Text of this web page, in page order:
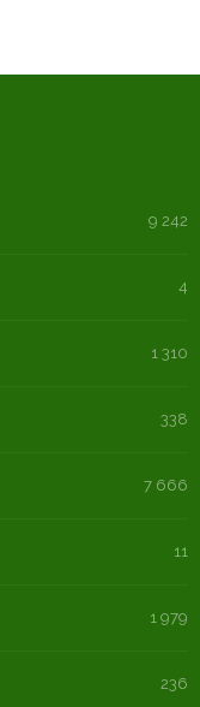
9 242
4
1 310
338
7 666
11
1 979
236